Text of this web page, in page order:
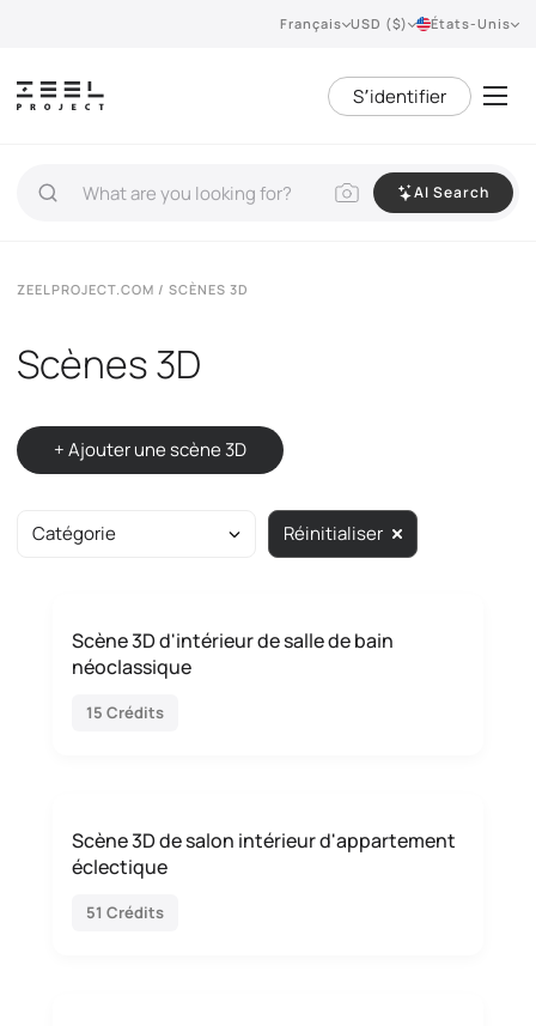
Français USD ($) États-Unis
S՚identifier
AI Search
ZEELPROJECT.COM / SCÈNES 3D
Scènes 3D
+ Ajouter une scène 3D
Catégorie Réinitialiser
Scène 3D d'intérieur de salle de bain
néoclassique
15 Crédits
Scène 3D de salon intérieur d'appartement
éclectique
51 Crédits